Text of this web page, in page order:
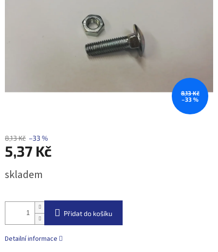
8,13 Kč
–33 %
8,13 Kč –33 %
5,37 Kč
cena:
skladem
Přidat do košíku
Detailní informace